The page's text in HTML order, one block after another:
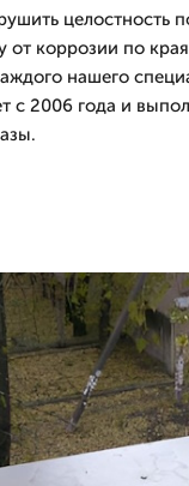
целостность
коррозии по
нашего
с 2006 года и